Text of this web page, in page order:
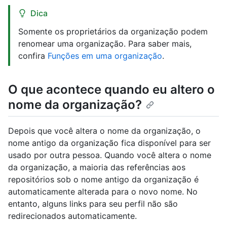
Dica
Somente os proprietários da organização podem
renomear uma organização. Para saber mais,
confira Funções em uma organização.
O que acontece quando eu altero o
nome da organização?
Depois que você altera o nome da organização, o
nome antigo da organização fica disponível para ser
usado por outra pessoa. Quando você altera o nome
da organização, a maioria das referências aos
repositórios sob o nome antigo da organização é
automaticamente alterada para o novo nome. No
entanto, alguns links para seu perfil não são
redirecionados automaticamente.